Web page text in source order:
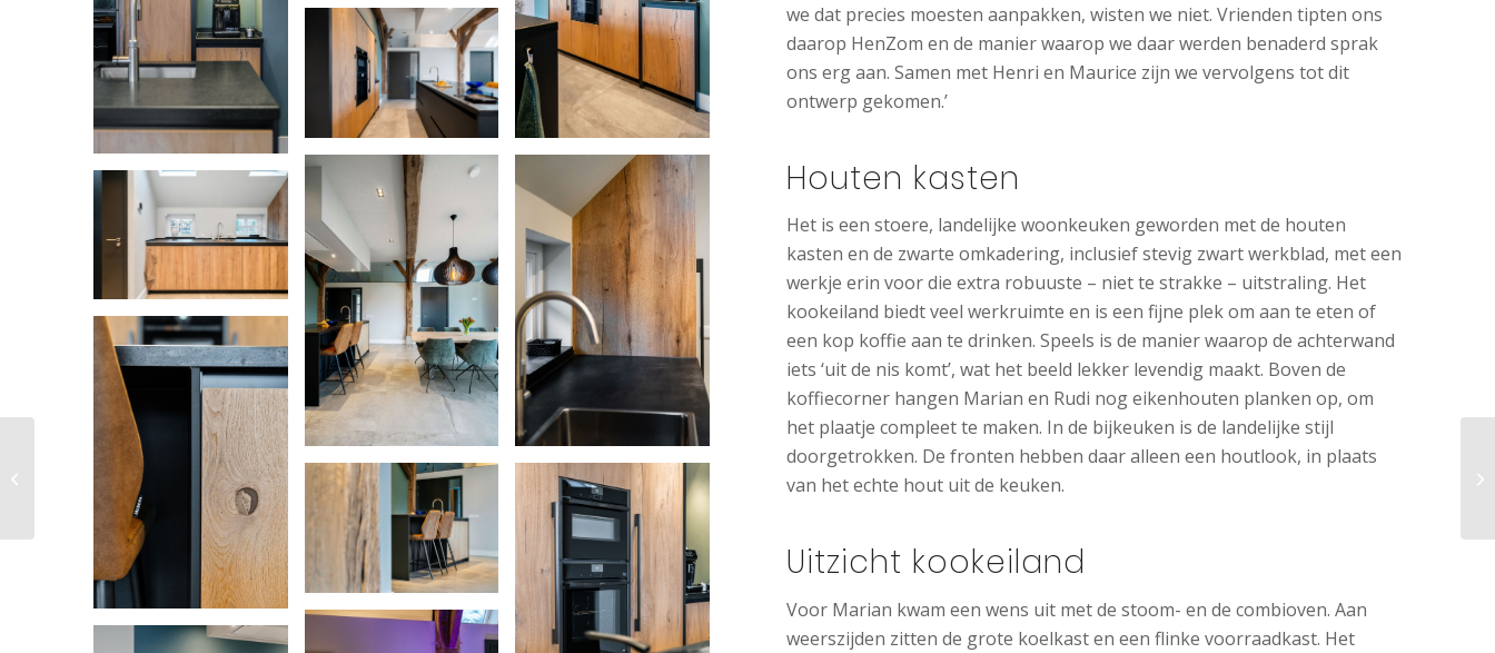
we dat precies moesten aanpakken, wisten we niet. Vrienden tipten ons
daarop HenZom en de manier waarop we daar werden benaderd sprak
ons erg aan. Samen met Henri en Maurice zijn we vervolgens tot dit
ontwerp gekomen.’
Houten kasten
Het is een stoere, landelijke woonkeuken geworden met de houten
kasten en de zwarte omkadering, inclusief stevig zwart werkblad, met een
werkje erin voor die extra robuuste – niet te strakke – uitstraling. Het
kookeiland biedt veel werkruimte en is een fijne plek om aan te eten of
een kop koffie aan te drinken. Speels is de manier waarop de achterwand
iets ‘uit de nis komt’, wat het beeld lekker levendig maakt. Boven de
koffiecorner hangen Marian en Rudi nog eikenhouten planken op, om
het plaatje compleet te maken. In de bijkeuken is de landelijke stijl
doorgetrokken. De fronten hebben daar alleen een houtlook, in plaats
van het echte hout uit de keuken.
Uitzicht kookeiland
Voor Marian kwam een wens uit met de stoom- en de combioven. Aan
weerszijden zitten de grote koelkast en een flinke voorraadkast. Het
Gerda en Albert